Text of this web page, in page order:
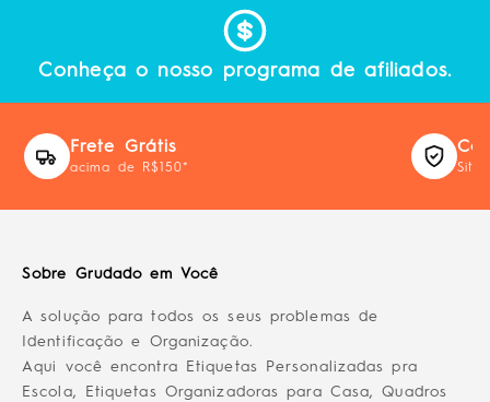
Conheça o nosso programa de afiliados.
Frete Grátis
acima de R$150* Site
Sobre Grudado em Você
A solução para todos os seus problemas de
Identificação e Organização.
Aqui você encontra Etiquetas Personalizadas pra
Escola, Etiquetas Organizadoras para Casa, Quadros